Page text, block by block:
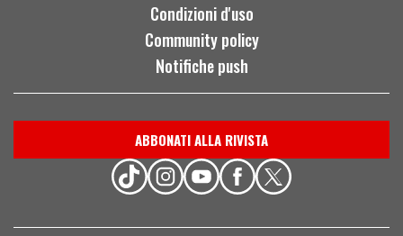
Condizioni d'uso
Community policy
Notifiche push
ABBONATI ALLA RIVISTA